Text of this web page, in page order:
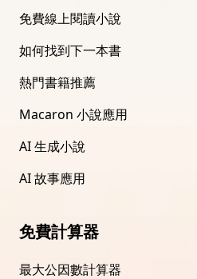
免費線上閱讀小說
如何找到下一本書
熱門書籍推薦
Macaron 小說應用
AI 生成小說
AI 故事應用
免費計算器
最大公因數計算器